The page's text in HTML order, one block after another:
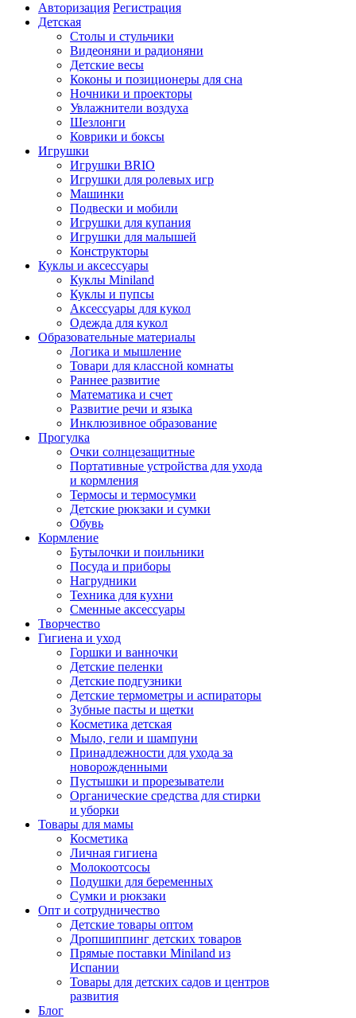
Авторизация Регистрация
Детская
Cтолы и стульчики
Видеоняни и радионяни
Детские весы
Коконы и позиционеры для сна
Ночники и проекторы
Увлажнители воздуха
Шезлонги
Коврики и боксы
Игрушки
Игрушки BRIO
Игрушки для ролевых игр
Машинки
Подвески и мобили
Игрушки для купания
Игрушки для малышей
Конструкторы
Куклы и аксессуары
Куклы Miniland
Куклы и пупсы
Аксессуары для кукол
Одежда для кукол
Образовательные материалы
Логика и мышление
Товари для классной комнаты
Раннее развитие
Математика и счет
Развитие речи и языка
Инклюзивное образование
Прогулка
Очки солнцезащитные
Портативные устройства для ухода
и кормления
Термосы и термосумки
Детские рюкзаки и сумки
Обувь
Кормление
Бутылочки и поильники
Посуда и приборы
Нагрудники
Техника для кухни
Сменные аксессуары
Творчество
Гигиена и уход
Горшки и ванночки
Детские пеленки
Детские подгузники
Детские термометры и аспираторы
Зубные пасты и щетки
Косметика детская
Мыло, гели и шампуни
Принадлежности для ухода за
новорожденными
Пустышки и прорезыватели
Органические средства для стирки
и уборки
Товары для мамы
Косметика
Личная гигиена
Молокоотсосы
Подушки для беременных
Сумки и рюкзаки
Опт и сотрудничество
Детские товары оптом
Дропшиппинг детских товаров
Прямые поставки Miniland из
Испании
Товары для детских садов и центров
развития
Блог